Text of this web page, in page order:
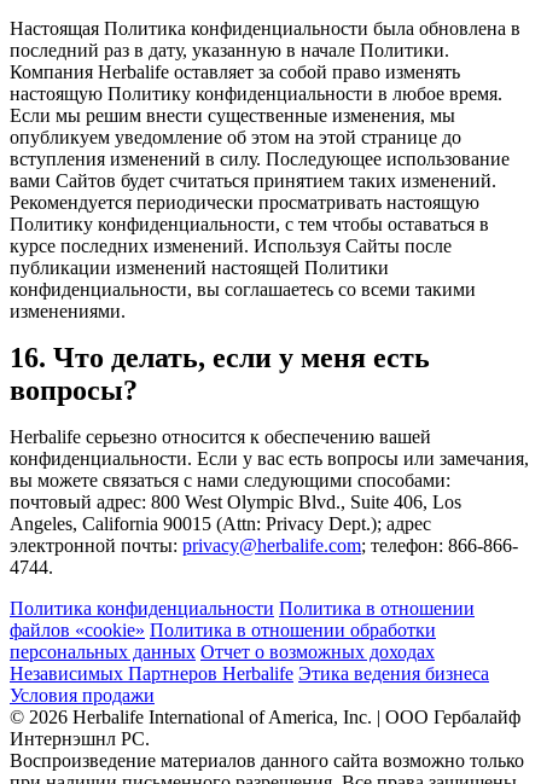
Настоящая Политика конфиденциальности была обновлена в
последний раз в дату, указанную в начале Политики.
Компания Herbalife оставляет за собой право изменять
настоящую Политику конфиденциальности в любое время.
Если мы решим внести существенные изменения, мы
опубликуем уведомление об этом на этой странице до
вступления изменений в силу. Последующее использование
вами Сайтов будет считаться принятием таких изменений.
Рекомендуется периодически просматривать настоящую
Политику конфиденциальности, с тем чтобы оставаться в
курсе последних изменений. Используя Сайты после
публикации изменений настоящей Политики
конфиденциальности, вы соглашаетесь со всеми такими
изменениями.
16. Что делать, если у меня есть
вопросы?
Herbalife серьезно относится к обеспечению вашей
конфиденциальности. Если у вас есть вопросы или замечания,
вы можете связаться с нами следующими способами:
почтовый адрес: 800 West Olympic Blvd., Suite 406, Los
Angeles, California 90015 (Attn: Privacy Dept.); адрес
электронной почты: privacy@herbalife.com; телефон: 866-866-
4744.
Политика конфиденциальности Политика в отношении
файлов «cookie» Политика в отношении обработки
персональных данных Отчет о возможных доходах
Независимых Партнеров Herbalife Этика ведения бизнеса
Условия продажи
© 2026 Herbalife International of America, Inc. | ООО Гербалайф
Интернэшнл РС.
Воспроизведение материалов данного сайта возможно только